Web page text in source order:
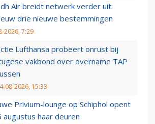
Air breidt netwerk verder uit:
drie nieuwe bestemmingen
2026, 7:29
Lufthansa probeert onrust bij
vakbond over overname TAP
08-2026, 15:33
Privium-lounge op Schiphol opent
augustus haar deuren